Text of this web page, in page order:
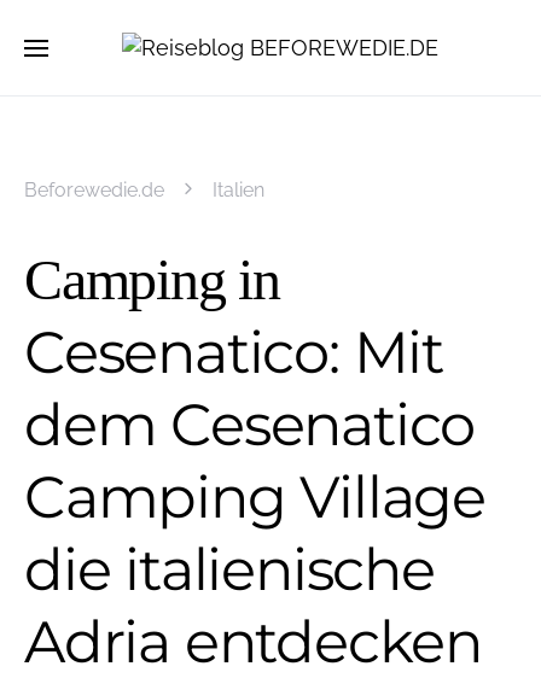
Beforewedie.de Italien
Camping in
Cesenatico: Mit
dem Cesenatico
Camping Village
die italienische
Adria entdecken